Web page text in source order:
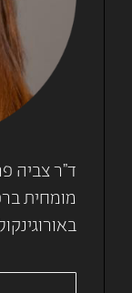
ד"ר צביה
מומחית